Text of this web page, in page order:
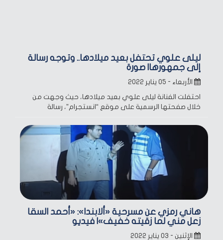
ليلى علوي تحتفل بعيد ميلادها.. وتوجه رسالة
إلى جمهورها| صورة
الأربعاء - ٠٥ يناير ٢٠٢٢
احتفلت الفنانة ليلى علوي بعيد ميلادها، حيث وجهت من
خلال صفحتها الرسمية على موقع “انستجرام”، رسالة
هاني رمزي عن مسرحية «ألابندا»: «أحمد السقا
زعل مني لما زقيته خفيف»| فيديو
الإثنين - ٠٣ يناير ٢٠٢٢